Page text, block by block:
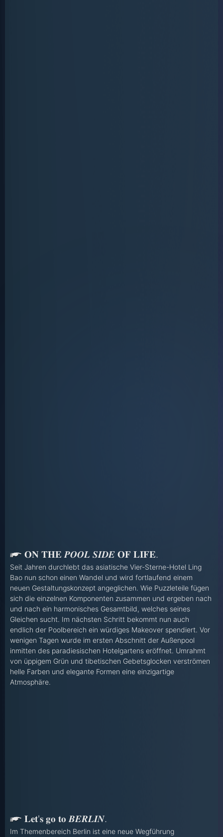
𝐎𝐍 𝐓𝐇𝐄 𝑷𝑶𝑶𝑳 𝑺𝑰𝑫𝑬 𝐎𝐅 𝐋𝐈𝐅𝐄.
Seit Jahren durchlebt das asiatische Vier-Sterne-Hotel Ling
Bao nun schon einen Wandel und wird fortlaufend einem
neuen Gestaltungskonzept angeglichen. Wie Puzzleteile fügen
sich die einzelnen Komponenten zusammen und ergeben nach
und nach ein harmonisches Gesamtbild, welches seines
Gleichen sucht. Im nächsten Schritt bekommt nun auch
endlich der Poolbereich ein würdiges Makeover spendiert. Vor
wenigen Tagen wurde im ersten Abschnitt der Außenpool
inmitten des paradiesischen Hotelgartens eröffnet. Umrahmt
von üppigem Grün und tibetischen Gebetsglocken verströmen
helle Farben und elegante Formen eine einzigartige
Atmosphäre.
𝐋𝐞𝐭'𝐬 𝐠𝐨 𝐭𝐨 𝑩𝑬𝑹𝑳𝑰𝑵.
Im Themenbereich Berlin ist eine neue Wegführung